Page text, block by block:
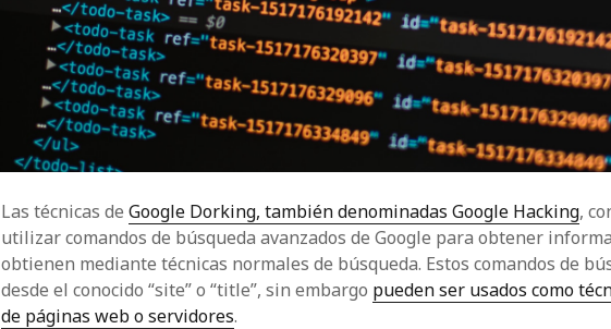
Las técnicas deGoogle Dorking, también denominadas Google Hacking,
utilizar comandos de búsqueda avanzados de Google para obtener
obtienen mediante técnicas normales de búsqueda. Estos comandos de
desde el conocido “site” o “title”, sin embargo pueden ser usados como
de páginas web o servidores.